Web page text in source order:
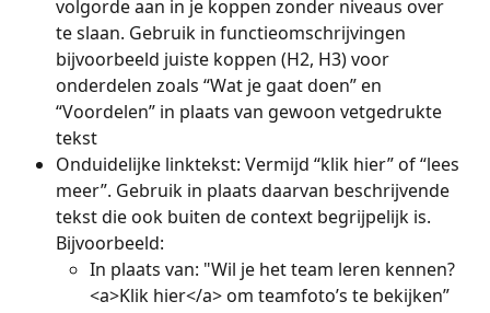
volgorde aan in je koppen zonder niveaus over
te slaan. Gebruik in functieomschrijvingen
bijvoorbeeld juiste koppen (H2, H3) voor
onderdelen zoals “Wat je gaat doen” en
“Voordelen” in plaats van gewoon vetgedrukte
tekst
Onduidelijke linktekst: Vermijd “klik hier” of “lees
meer”. Gebruik in plaats daarvan beschrijvende
tekst die ook buiten de context begrijpelijk is.
Bijvoorbeeld:
In plaats van: "Wil je het team leren kennen?
<a>Klik hier</a> om teamfoto’s te bekijken”